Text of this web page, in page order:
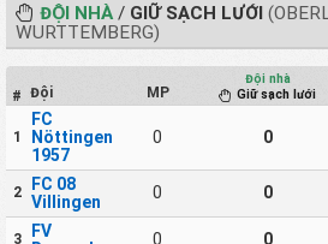
ĐỘI NHÀ /GIỮ SẠCH LƯỚI
WURTTEMBERG)
# Đội MP
Đội nhà
Giữ sạch lưới
1
FC
Nöttingen
1957
0 0
2
FC 08
Villingen
0 0
3
FV
0 0